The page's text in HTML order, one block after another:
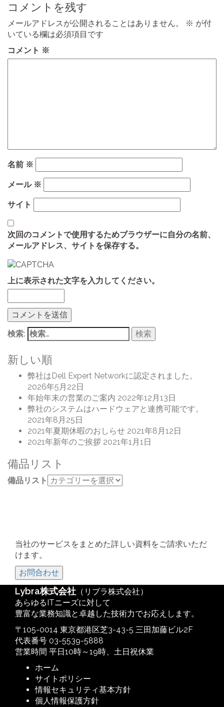
コメントを残す
メールアドレスが公開されることはありません。 ※ が付
いている欄は必須項目です
コメント ※
名前 ※
メール ※
サイト
次回のコメントで使用するためブラウザーに自分の名前、
メールアドレス、サイトを保存する。
上に表示された文字を入力してください。
検索:
新しい順
弊社はDell Expert Networkに認定されました。
2026年5月22日
年始年末の営業のご案内 2022年12月13日
弊社のシステムはハードウェアと連携可能です。
2021年8月25日
2021年夏期休暇のおしらせ 2021年8月12日
2021年新年のご挨拶 2021年1月1日
備品リスト
備品リスト
当社のサービスをまとめた詳しい資料をご請求いただ
けます。
お問合わせ
Lybra株式会社 （リブラ株式会社）
あらゆるITニーズに対して
豊富な業務知識と卓越した技術力でお応えします。
〒105-0014 東京都港区芝3-43-5 三田加藤ビル2F
代表番号 03-5539-5888
営業時間 平日10時～19時、土日祝休業
ホーム
サイトポリシー
情報セキュリティ基本方針
個人情報保護方針